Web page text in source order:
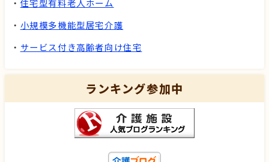
・ 小規模多機能型居宅介護
・ サービス付き高齢者向け住宅
ランキング参加中